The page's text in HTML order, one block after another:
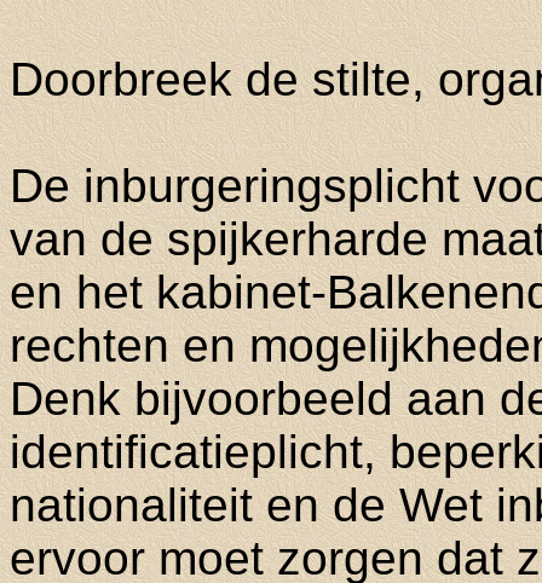
Doorbreek de stilte,
De inburgeringsplicht
van de spijkerharde
en het kabinet-
rechten en
Denk bijvoorbeeld aan
identificatieplicht,
nationaliteit en de Wet
ervoor moet zorgen dat